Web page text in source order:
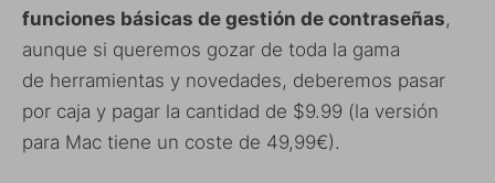
funciones básicas de gestión de contraseñas,
aunque si queremos gozar de toda la gama
de herramientas y novedades, deberemos pasar
por caja y pagar la cantidad de $9.99 (la versión
para Mac tiene un coste de 49,99€).